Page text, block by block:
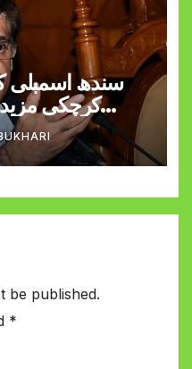
سندھ اسمبلی
کرچکی
be published.
*